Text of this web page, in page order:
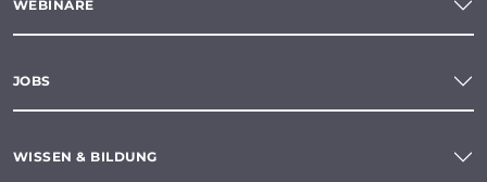
WEBINARE
JOBS
WISSEN & BILDUNG